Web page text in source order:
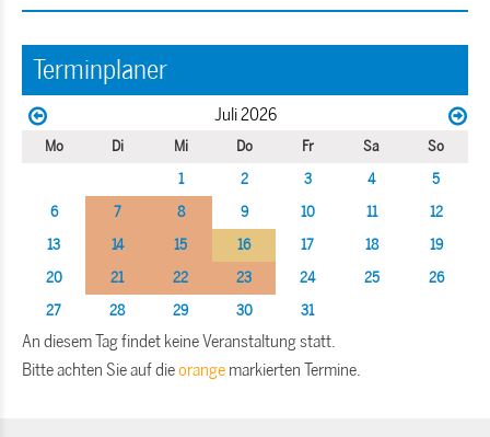
Terminplaner
Juli 2026
Mo Di Mi Do Fr Sa
So
1
2 3 4
5
6
7 8 9 10 11
12
13
14 15 16 17 18
19
20
21 22 23 24 25
26
27
28 29 30 31
An diesem Tag findet keine Veranstaltung statt.
Bitte achten Sie auf dieorange markierten Termine.